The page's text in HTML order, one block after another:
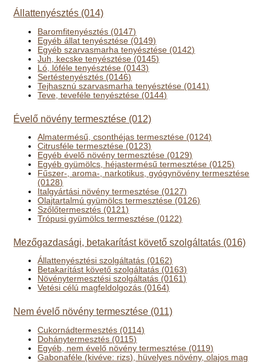
Állattenyésztés (014)
Baromfitenyésztés (0147)
Egyéb állat tenyésztése (0149)
Egyéb szarvasmarha tenyésztése (0142)
Juh, kecske tenyésztése (0145)
Ló, lóféle tenyésztése (0143)
Sertéstenyésztés (0146)
Tejhasznú szarvasmarha tenyésztése (0141)
Teve, teveféle tenyésztése (0144)
Évelő növény termesztése (012)
Almatermésű, csonthéjas termesztése (0124)
Citrusféle termesztése (0123)
Egyéb évelő növény termesztése (0129)
Egyéb gyümölcs, héjastermésű termesztése (0125)
Fűszer-, aroma-, narkotikus, gyógynövény termesztése
(0128)
Italgyártási növény termesztése (0127)
Olajtartalmú gyümölcs termesztése (0126)
Szőlőtermesztés (0121)
Trópusi gyümölcs termesztése (0122)
Mezőgazdasági, betakarítást követő szolgáltatás (016)
Állattenyésztési szolgáltatás (0162)
Betakarítást követő szolgáltatás (0163)
Növénytermesztési szolgáltatás (0161)
Vetési célú magfeldolgozás (0164)
Nem évelő növény termesztése (011)
Cukornádtermesztés (0114)
Dohánytermesztés (0115)
Egyéb, nem évelő növény termesztése (0119)
Gabonaféle (kivéve: rizs), hüvelyes növény, olajos mag